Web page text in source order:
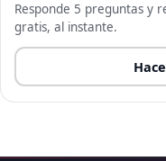
Responde 5 preguntas y
gratis, al instante.